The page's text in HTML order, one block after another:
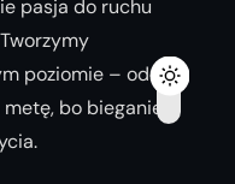
pasja do ruchu
poziomie – od
bo bieganie